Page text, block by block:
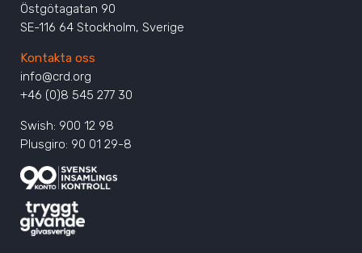
Östgötagatan 90
SE-116 64 Stockholm, Sverige
Kontakta oss
info@crd.org
+46 (0)8 545 277 30
Swish: 900 12 98
Plusgiro: 90 01 29-8